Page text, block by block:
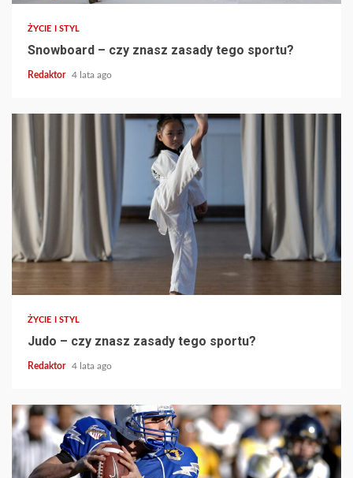
ŻYCIE I STYL
Snowboard – czy znasz zasady tego sportu?
Redaktor 4 lata ago
ŻYCIE I STYL
Judo – czy znasz zasady tego sportu?
Redaktor 4 lata ago